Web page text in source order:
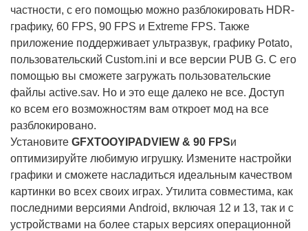
частности, с его помощью можно разблокировать HDR-
графику, 60 FPS, 90 FPS и Extreme FPS. Также
приложение поддерживает ультразвук, графику Potato,
пользовательский Custom.ini и все версии PUB G. С его
помощью вы сможете загружать пользовательские
файлы active.sav. Но и это еще далеко не все. Доступ
ко всем его возможностям вам откроет мод на все
разблокировано.
Установите GFXTOOY IPADVIEW & 90 FPSи
оптимизируйте любимую игрушку. Измените настройки
графики и сможете насладиться идеальным качеством
картинки во всех своих играх. Утилита совместима, как
последними версиями Android, включая 12 и 13, так и с
устройствами на более старых версиях операционной